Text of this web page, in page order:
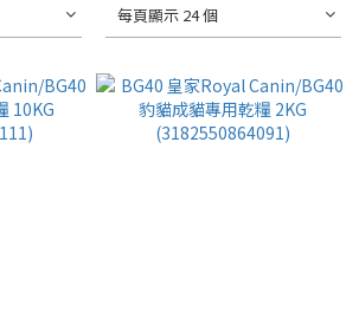
每頁顯示 24 個